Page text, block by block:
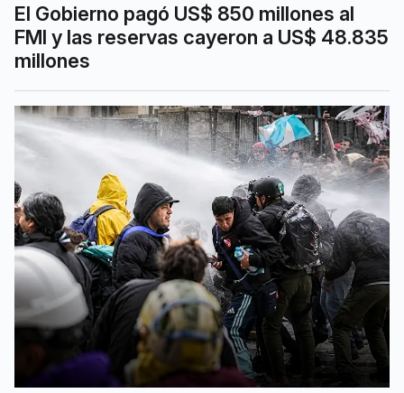
El Gobierno pagó US$ 850 millones al
FMI y las reservas cayeron a US$ 48.835
millones